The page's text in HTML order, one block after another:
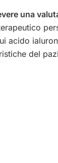
una
acido
del